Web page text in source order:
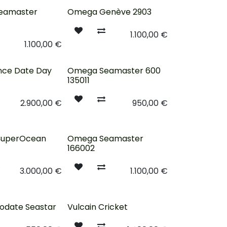
1.100,00€
Épuisé
Omega Genève 2903
1.100,00€
Date Day
2.900,00€
Réservé
Omega Seamaster 600
135011
950,00€
3.000,00€
Nouveau !
Omega Seamaster
166002
1.100,00€
Seastar
Vulcain Cricket